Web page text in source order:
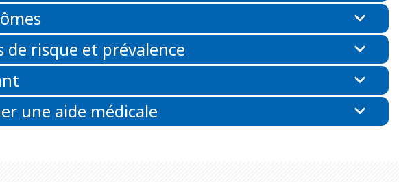
de risque et prévalence
une aide médicale